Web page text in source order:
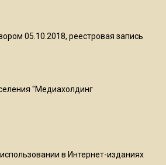
Терюшков назвал
05.10.2018, реестровая запись
"Медиахолдинг
в Интернет-изданиях